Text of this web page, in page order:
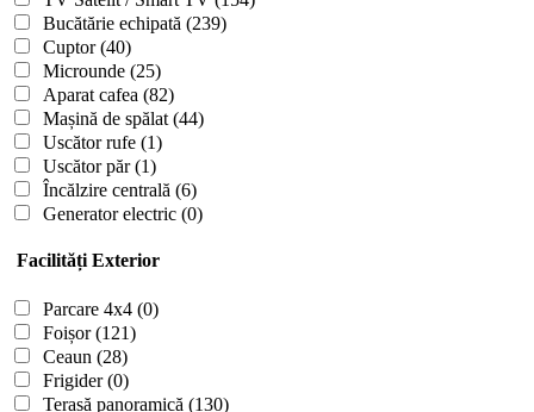
Bucătărie echipată (239)
Cuptor(40)
Microunde (25)
Aparat cafea (82)
Mașină de spălat (44)
Uscător rufe (1)
Uscător păr(1)
Încălzire centrală (6)
Generator electric (0)
Facilități Exterior
Parcare 4x4 (0)
Foișor(121)
Ceaun (28)
Frigider(0)
Terasă panoramică (130)